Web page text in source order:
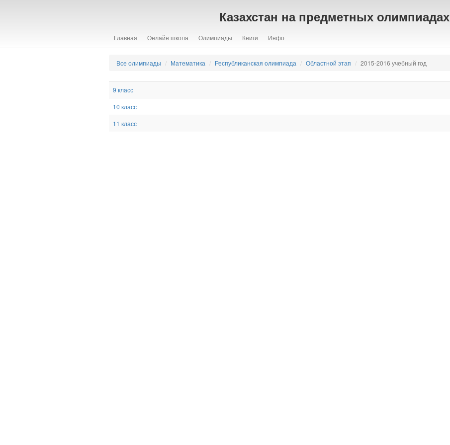
Казахстан на предметных олимпиадах
Главная Онлайн школа Олимпиады Книги Инфо
Все олимпиады Математика Республиканская олимпиада Областной этап 2015-2016 учебный год
9 класс
10 класс
11 класс